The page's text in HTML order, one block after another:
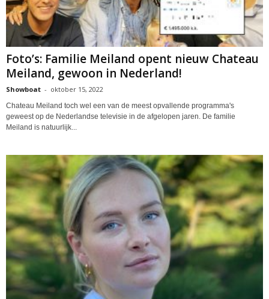
Foto’s: Familie Meiland opent nieuw Chateau
Meiland, gewoon in Nederland!
Showboat - oktober 15, 2022
Chateau Meiland toch wel een van de meest opvallende programma's
geweest op de Nederlandse televisie in de afgelopen jaren. De familie
Meiland is natuurlijk...